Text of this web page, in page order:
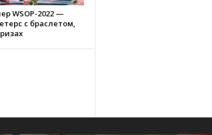
WSOP-2022 —
с браслетом,